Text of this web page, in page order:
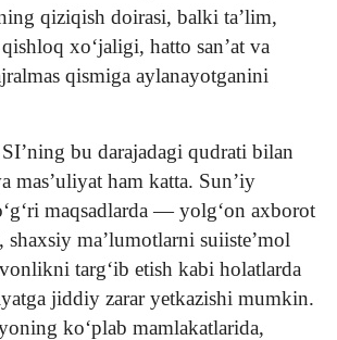
qiziqish doirasi, balki ta’lim,
xo‘jaligi, hatto san’at va
qismiga aylanayotganini
bu darajadagi qudrati bilan
mas’uliyat ham katta. Sun’iy
maqsadlarda — yolg‘on axborot
shaxsiy ma’lumotlarni suiiste’mol
targ‘ib etish kabi holatlarda
jiddiy zarar yetkazishi mumkin.
ko‘plab mamlakatlarida,